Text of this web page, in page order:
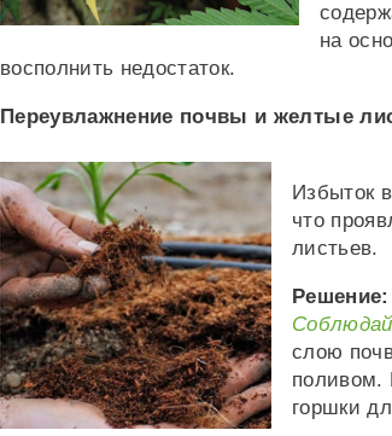
на
восполнить недостаток.
Переувлажнение почвы и желтые
Избыток
что
листьев.
Решение:
слою
поливом.
горшки